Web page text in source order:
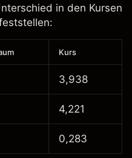
in den Kursen
Kurs
3,938
4,221
0,283